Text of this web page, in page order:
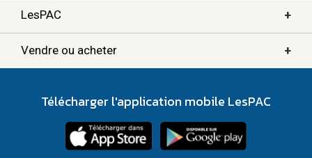
LesPAC +
Vendre ou acheter +
Télécharger l'application mobile LesPAC